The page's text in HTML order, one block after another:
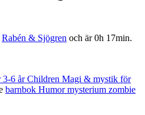
Rabén & Sjögren och är 0h 17min.
3-6 årChildren Magi & mystik för
barnbok Humormysterium zombie